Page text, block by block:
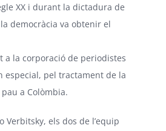
XX i durant la dictadura de
democràcia va obtenir el
a la corporació de periodistes
especial, pel tractament de la
a Colòmbia.
els dos de l’equip